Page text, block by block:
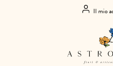
Il mio